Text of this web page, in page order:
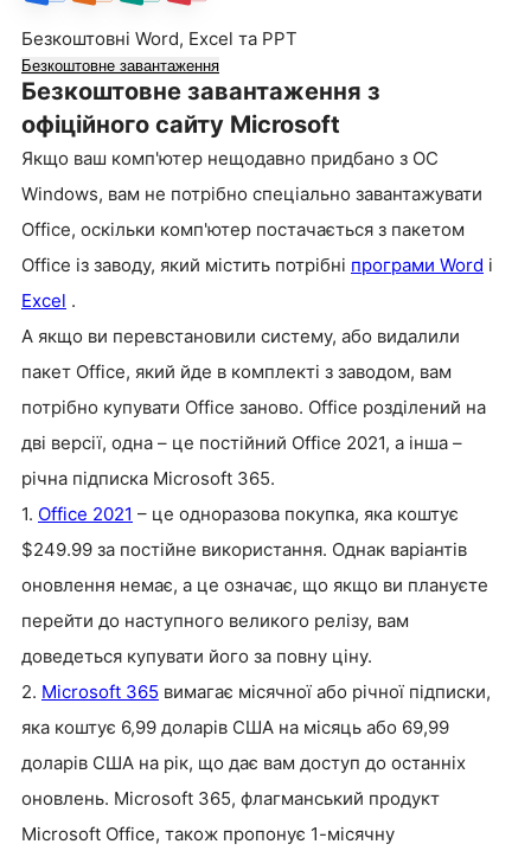
Безкоштовні Word, Excel та PPT
Безкоштовне завантаження
Безкоштовне завантаження з
офіційного сайту Microsoft
Якщо ваш комп'ютер нещодавно придбано з ОС
Windows, вам не потрібно спеціально завантажувати
Office, оскільки комп'ютер постачається з пакетом
Office із заводу, який містить потрібні програми Word і
Excel .
А якщо ви перевстановили систему, або видалили
пакет Office, який йде в комплекті з заводом, вам
потрібно купувати Office заново. Office розділений на
дві версії, одна – це постійний Office 2021, а інша –
річна підписка Microsoft 365.
1. Office 2021 – це одноразова покупка, яка коштує
$249.99 за постійне використання. Однак варіантів
оновлення немає, а це означає, що якщо ви плануєте
перейти до наступного великого релізу, вам
доведеться купувати його за повну ціну.
2. Microsoft 365 вимагає місячної або річної підписки,
яка коштує 6,99 доларів США на місяць або 69,99
доларів США на рік, що дає вам доступ до останніх
оновлень. Microsoft 365, флагманський продукт
Microsoft Office, також пропонує 1-місячну